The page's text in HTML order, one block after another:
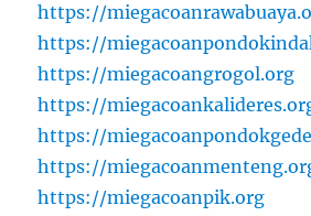
https://
https://
https://miegacoangrogol.org
https://
https://
https://
https://miegacoanpik.org